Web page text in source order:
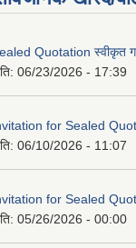
Quotation स्वीकृत
06/23/2026 - 17:39
for Sealed
06/10/2026 - 11:07
for Sealed
05/26/2026 - 00:00